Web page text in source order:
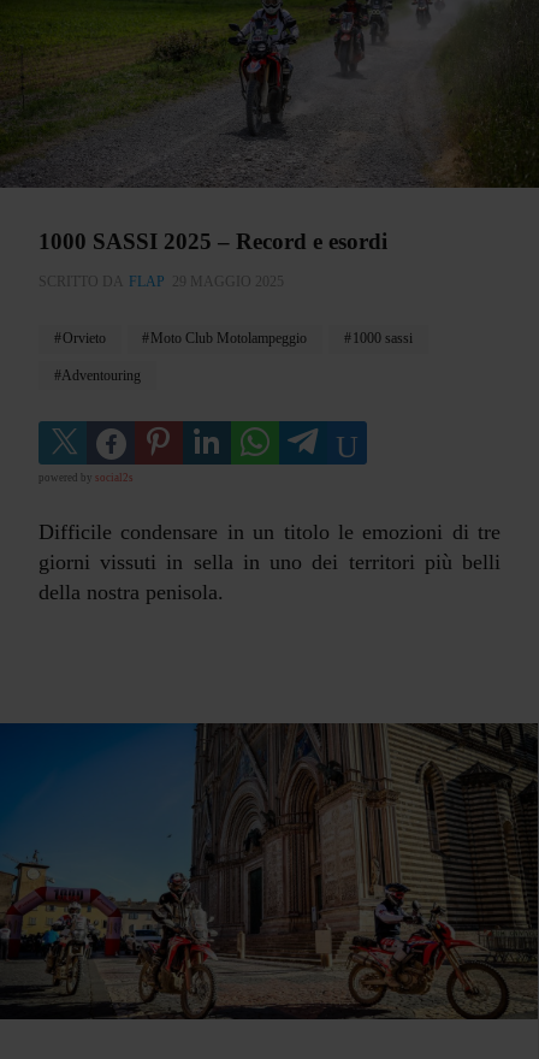
1000 SASSI 2025 – Record e esordi
SCRITTO DA FLAP 29 MAGGIO 2025
Orvieto Moto Club Motolampeggio 1000 sassi
Adventouring
powered by social2s
Difficile condensare in un titolo le emozioni di tre
giorni vissuti in sella in uno dei territori più belli
della nostra penisola.